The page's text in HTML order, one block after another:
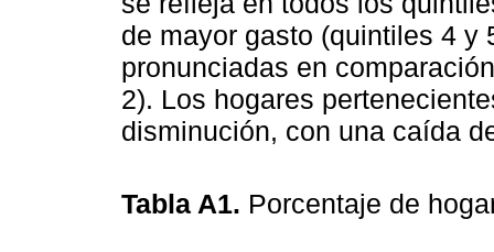
de mayor gasto (quintiles 4 y
pronunciadas en
2). Los hogares
disminución, con una caída
Tabla A1. Porcentaje de